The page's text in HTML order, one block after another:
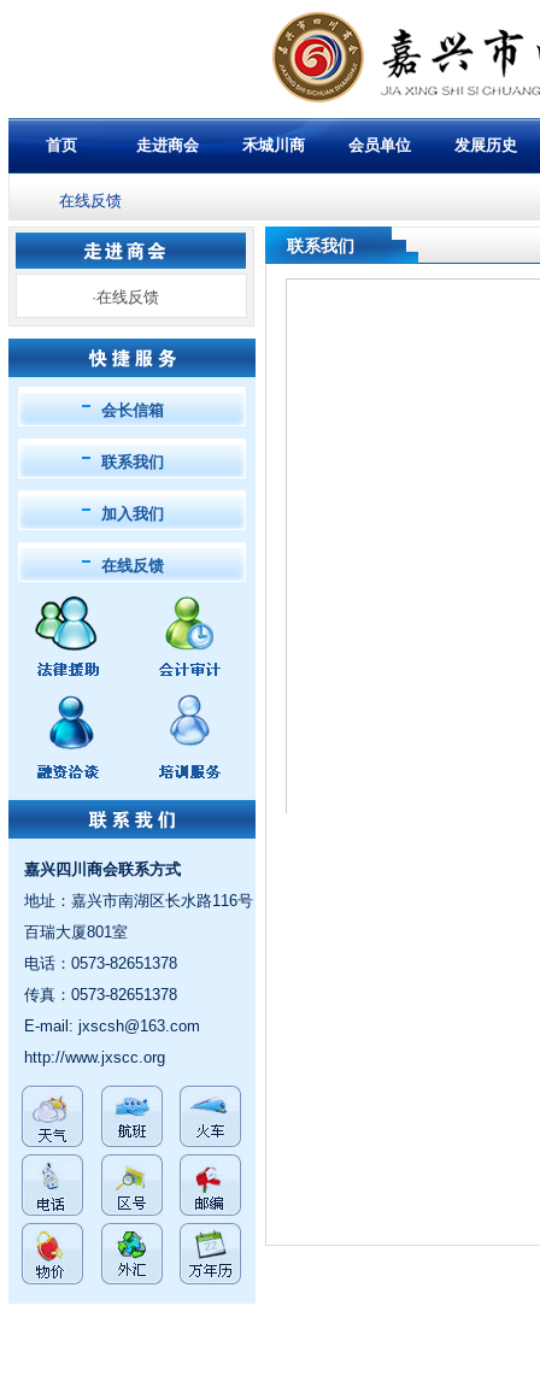
首页 走进商会 禾城川商 会员单位 发展历史
在线反馈
·在线反馈
会长信箱
联系我们
加入我们
在线反馈
嘉兴四川商会联系方式
地址：嘉兴市南湖区长水路116号
百瑞大厦801室
电话：0573-82651378
传真：0573-82651378
E-mail: jxscsh@163.com
http://www.jxscc.org
联系我们